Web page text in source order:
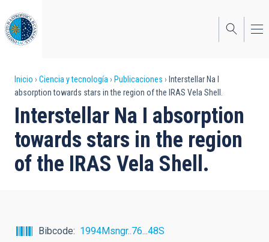
al
contenido
principal
Sobrescribir
enlaces
de
ayuda
a
Inicio Ciencia y tecnología Publicaciones
Interstellar Na I
absorption towards stars in the region of the IRAS Vela Shell.
Interstellar Na I absorption
towards stars in the region
of the IRAS Vela Shell.
Bibcode 1994Msngr..76...48S